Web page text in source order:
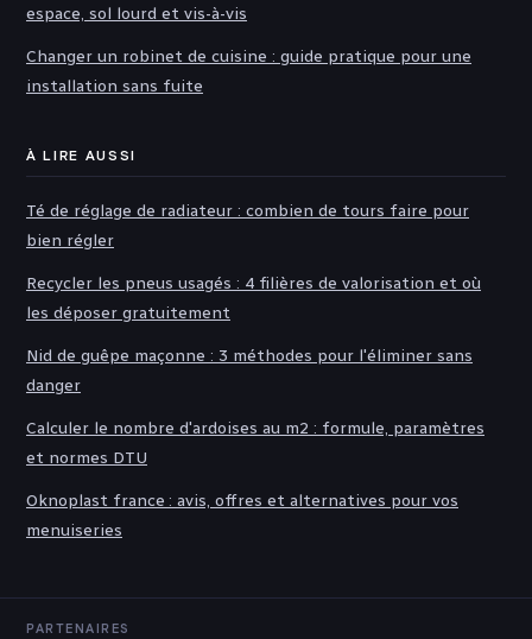
espace, sol lourd et vis-à-vis
Changer un robinet de cuisine : guide pratique pour une
installation sans fuite
À LIRE AUSSI
Té de réglage de radiateur : combien de tours faire pour
bien régler
Recycler les pneus usagés : 4 filières de valorisation et où
les déposer gratuitement
Nid de guêpe maçonne : 3 méthodes pour l'éliminer sans
danger
Calculer le nombre d'ardoises au m2 : formule, paramètres
et normes DTU
Oknoplast france : avis, offres et alternatives pour vos
menuiseries
PARTENAIRES